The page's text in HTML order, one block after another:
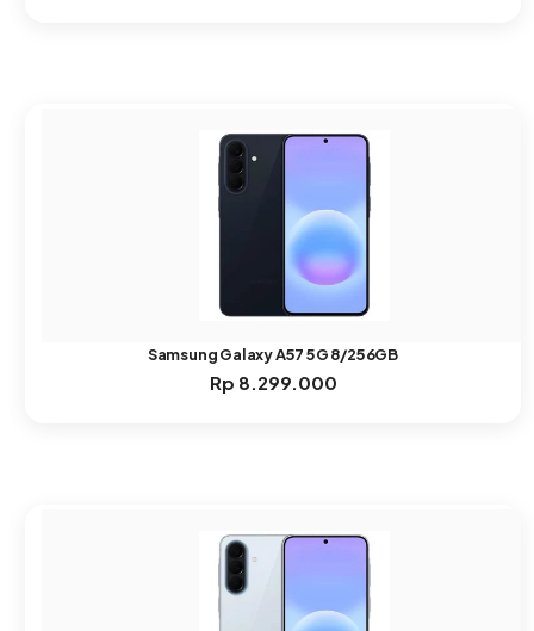
Samsung Galaxy A57 5G 8/256GB
Rp 8.299.000